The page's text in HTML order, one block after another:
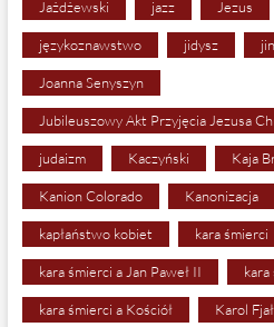
Jażdżewski jazz Jezus
językoznawstwo jidysz
Joanna Senyszyn
Jubileuszowy Akt Przyjęcia Jezusa
judaizm Kaczyński Kaja
Kanion Colorado Kanonizacja
kapłaństwo kobiet kara śmierci
kara śmierci a Jan Paweł II
kara śmierci a Kościół Karol